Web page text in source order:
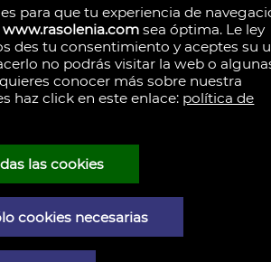
(A), la Coruña
para que tu experiencia de
www.rasolenia.com sea óptima. Le ley
des tu consentimiento y aceptes su
no podrás visitar la web o
conocer más sobre nuestra
haz click en este enlace: política de
las cookies
cookies necesarias